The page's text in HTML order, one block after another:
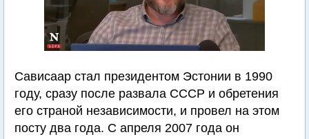
Сависаар стал президентом Эстонии в 1990
году, сразу после развала СССР и обретения
его страной независимости, и провел на этом
посту два года. С апреля 2007 года он